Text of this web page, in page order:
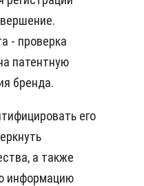
- проверка
патентную
бренда.
его
а также
информацию